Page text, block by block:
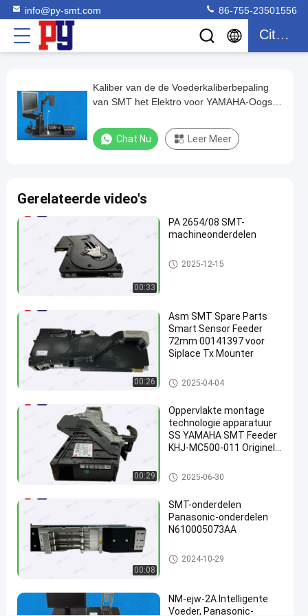
info@py-smt.com 86-755-23501556
Citaat
Kaliber
van
de
SMT
het
Elektro
YAMAHA-
en
Plaatsmachine
336
Meningen
voeder
#
oogst en
plaatsvoeder
fuji nxt
voeder
a
i
Kaliber van de de Voederkaliberbepaling
van SMT het Elektro voor YAMAHA-Oogst
Chat Nu Leer Meer
Gerelateerde video's
00:33
PA 2654/08 SMT-
machineonderdelen
Smtvoeder
2025-12-15
00:26
Asm SMT Spare Parts
Smart Sensor Feeder
72mm 00141397 voor
Siplace Tx Mounter
Smtvoeder
2025-04-04
00:29
Oppervlakte montage
technologie apparatuur
SS YAMAHA SMT Feeder
KHJ-MC500-011 Originele
Smtvoeder
2025-06-30
00:08
SMT-onderdelen
Panasonic-onderdelen
N610005073AA
Smtvoeder
2024-10-29
NM-ejw-2A Intelligente
Voeder, Panasonic-